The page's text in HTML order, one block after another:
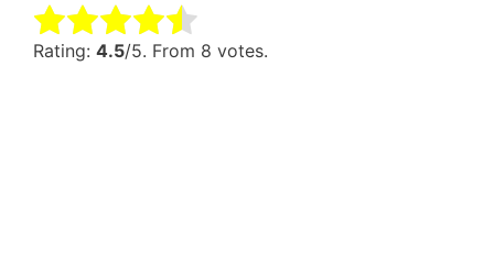
Rate this item:
Rating: 4.5/5. From 8 votes.